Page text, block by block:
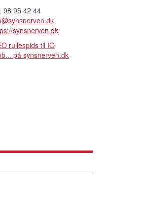
98 95 42 44
synsnerven.dk
rullespids til IO
på synsnerven.dk